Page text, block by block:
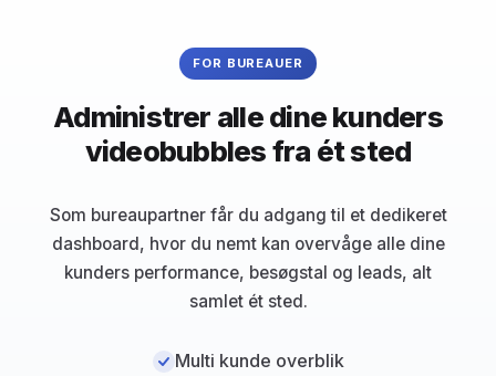
FOR BUREAUER
Administrer alle dine kunders
videobubbles fra ét sted
Som bureaupartner får du adgang til et dedikeret
dashboard, hvor du nemt kan overvåge alle dine
kunders performance, besøgstal og leads, alt
samlet ét sted.
Multi kunde overblik